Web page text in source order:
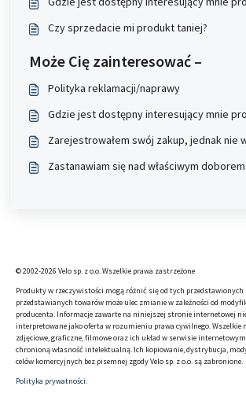
Czy sprzedacie mi produkt taniej?
Może Cię zainteresować –
Polityka reklamacji/naprawy
Gdzie jest dostępny interesujący mnie
Zarejestrowałem swój zakup, jednak nie
Zastanawiam się nad właściwym
© 2002-2026 Velo sp. z o.o. Wszelkie prawa zastrzeżone
Produkty w rzeczywistości mogą różnić się od tych przedstawionych
przedstawianych towarów może ulec zmianie w zależności od
producenta. Informacje zawarte na niniejszej stronie internetowej
interpretowane jako oferta w rozumieniu prawa cywilnego. Wszelkie
zdjęciowe, graficzne, filmowe oraz ich układ w serwisie
chronioną własność intelektualną. Ich kopiowanie, dystrybucja,
celów komercyjnych bez pisemnej zgody Velo sp. z o.o. są zabronione.
Polityka prywatności.